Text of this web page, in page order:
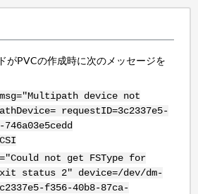
がPVCの作成時に次のメッセージを
device not
requestID=3c2337e5-
not get FSType for
status 2" device=/dev/dm-
f356-40b8-87ca-